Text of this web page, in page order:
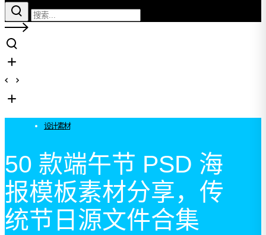
设计素材
50 款端午节 PSD 海
报模板素材分享，传
统节日源文件合集